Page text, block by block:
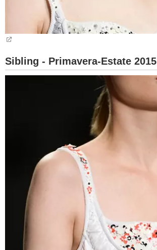
Sibling - Primavera-Estate 2015